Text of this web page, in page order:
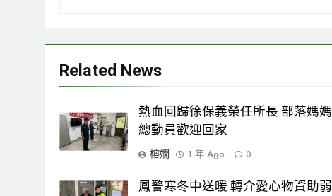
Related News
熱血回歸徐保義榮任所長 部落媽媽
總動員歡迎回家
榕嫻
1 年 Ago 0
鳳警寒冬中送暖 轉介愛心物資助弱